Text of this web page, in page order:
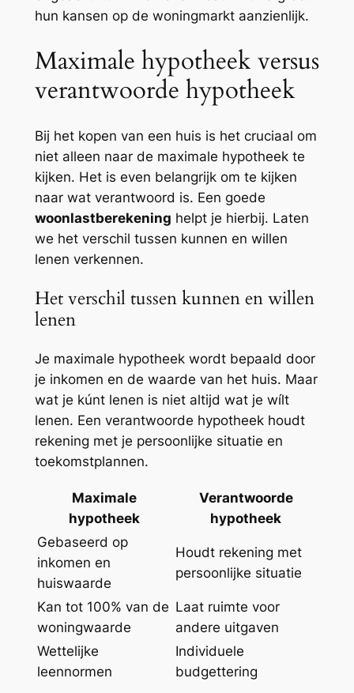
hun kansen op de woningmarkt aanzienlijk.
Maximale hypotheek versus
verantwoorde hypotheek
Bij het kopen van een huis is het cruciaal om
niet alleen naar de maximale hypotheek te
kijken. Het is even belangrijk om te kijken
naar wat verantwoord is. Een goede
woonlastberekening helpt je hierbij. Laten
we het verschil tussen kunnen en willen
lenen verkennen.
Het verschil tussen kunnen en willen
lenen
Je maximale hypotheek wordt bepaald door
je inkomen en de waarde van het huis. Maar
wat je kúnt lenen is niet altijd wat je wílt
lenen. Een verantwoorde hypotheek houdt
rekening met je persoonlijke situatie en
toekomstplannen.
Maximale
hypotheek
Verantwoorde
hypotheek
Gebaseerd op
inkomen en
huiswaarde
Houdt rekening met
persoonlijke situatie
Kan tot 100% van de
woningwaarde
Laat ruimte voor
andere uitgaven
Wettelijke
leennormen
Individuele
budgettering